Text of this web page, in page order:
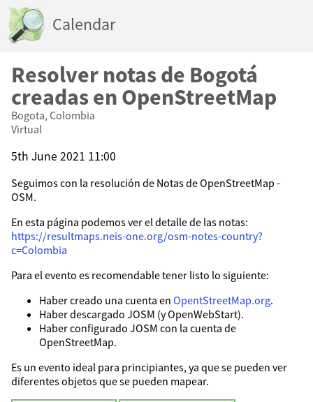
Calendar
Resolver notas de Bogotá
creadas en OpenStreetMap
Bogota, Colombia
Virtual
5th June 2021 11:00
Seguimos con la resolución de Notas de OpenStreetMap -
OSM.
En esta página podemos ver el detalle de las notas:
https://resultmaps.neis-one.org/osm-notes-country?
c=Colombia
Para el evento es recomendable tener listo lo siguiente:
Haber creado una cuenta en OpentStreetMap.org.
Haber descargado JOSM (y OpenWebStart).
Haber configurado JOSM con la cuenta de
OpenStreetMap.
Es un evento ideal para principiantes, ya que se pueden ver
diferentes objetos que se pueden mapear.